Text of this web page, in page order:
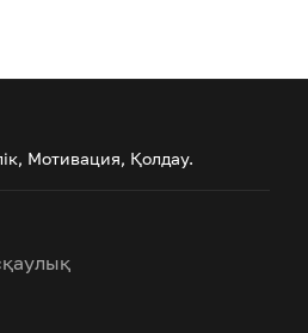
Мотивация, Қолдау.